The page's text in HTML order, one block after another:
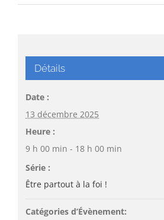
Détails
Date :
13 décembre 2025
Heure :
9 h 00 min - 18 h 00 min
Série :
Être partout à la foi !
Catégories d’Évènement: